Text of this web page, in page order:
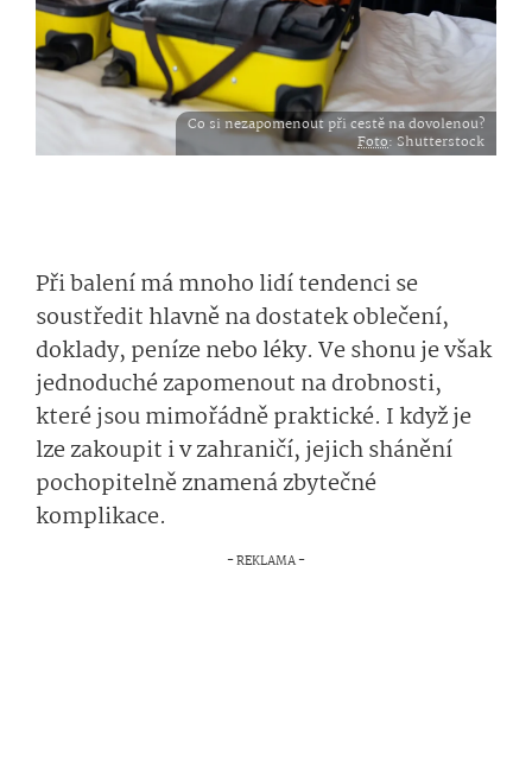
Co si nezapomenout při cestě na dovolenou?
Foto: Shutterstock
Při balení má mnoho lidí tendenci se
soustředit hlavně na dostatek oblečení,
doklady, peníze nebo léky. Ve shonu je však
jednoduché zapomenout na drobnosti,
které jsou mimořádně praktické. I když je
lze zakoupit i v zahraničí, jejich shánění
pochopitelně znamená zbytečné
komplikace.